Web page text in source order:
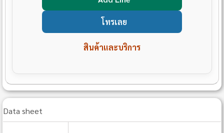
โทรเลย
สินค้าและบริการ
Data sheet